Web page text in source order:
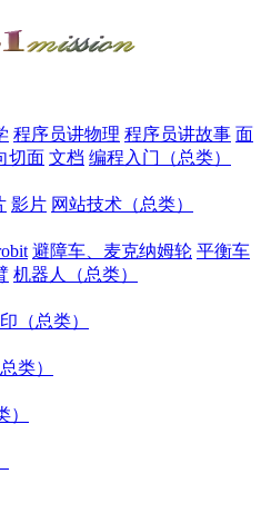
程序员讲物理 程序员讲故事 面
切面 文档 编程入门（总类）
影片 网站技术（总类）
避障车、麦克纳姆轮 平衡车
机器人（总类）
（总类）
类）
）